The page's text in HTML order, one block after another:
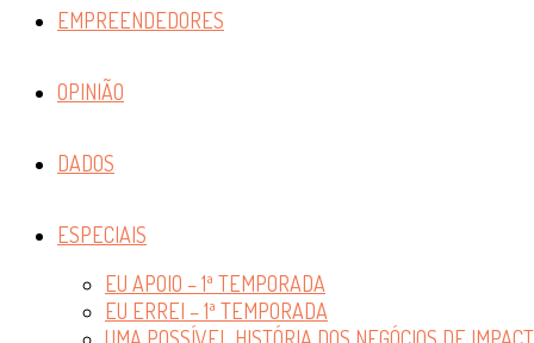
EMPREENDEDORES
OPINIÃO
DADOS
ESPECIAIS
EU APOIO – 1ª TEMPORADA
EU ERREI – 1ª TEMPORADA